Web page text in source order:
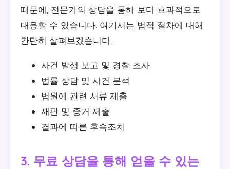
때문에, 전문가의 상담을 통해 보다 효과적으로
대응할 수 있습니다. 여기서는 법적 절차에 대해
간단히 살펴보겠습니다.
사건 발생 보고 및 경찰 조사
법률 상담 및 사건 분석
법원에 관련 서류 제출
재판 및 증거 제출
결과에 따른 후속조치
3. 무료 상담을 통해 얻을 수 있는